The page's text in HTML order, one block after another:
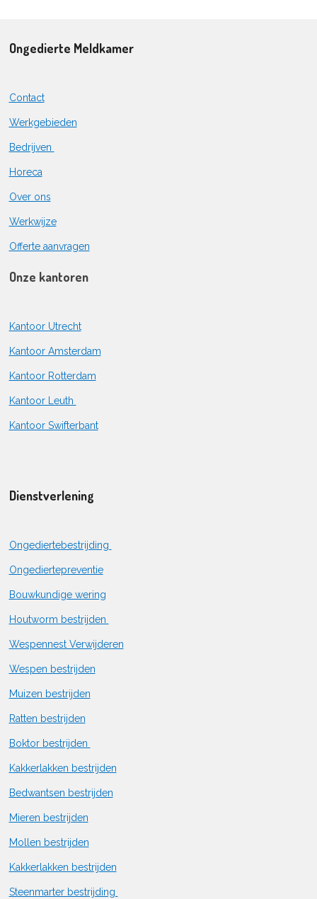
Ongedierte Meldkamer
Contact
Werkgebieden
Bedrijven
Horeca
Over ons
Werkwijze
Offerte aanvragen
Onze kantoren
Kantoor Utrecht
Kantoor Amsterdam
Kantoor Rotterdam
Kantoor Leuth
Kantoor Swifterbant
Dienstverlening
Ongediertebestrijding
Ongediertepreventie
Bouwkundige wering
Houtworm bestrijden
Wespennest Verwijderen
Wespen bestrijden
Muizen bestrijden
Ratten bestrijden
Boktor bestrijden
Kakkerlakken bestrijden
Bedwantsen bestrijden
Mieren bestrijden
Mollen bestrijden
Kakkerlakken bestrijden
Steenmarter bestrijding